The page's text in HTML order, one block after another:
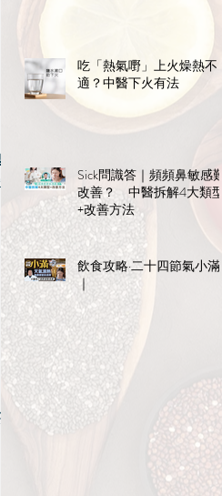
吃「熱氣嘢」上火燥熱不
適？中醫下火有法
Sick問識答｜頻頻鼻敏感難
改善？ 中醫拆解4大類型
+改善方法
飲食攻略·二十四節氣小滿
｜